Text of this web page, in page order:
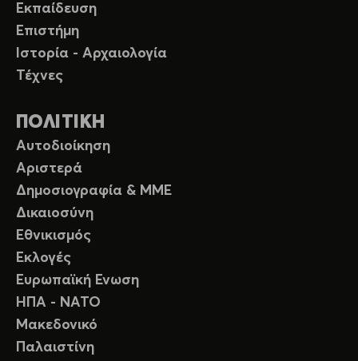
Εκπαίδευση
Επιστήμη
Ιστορία - Αρχαιολογία
Τέχνες
ΠΟΛΙΤΙΚΗ
Αυτοδιοίκηση
Αριστερά
Δημοσιογραφία & ΜΜΕ
Δικαιοσύνη
Εθνικισμός
Εκλογές
Ευρωπαϊκή Ενωση
ΗΠΑ - ΝΑΤΟ
Μακεδονικό
Παλαιστίνη